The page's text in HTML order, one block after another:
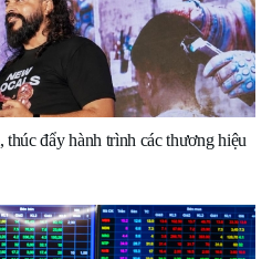
đẩy hành trình các thương hiệu